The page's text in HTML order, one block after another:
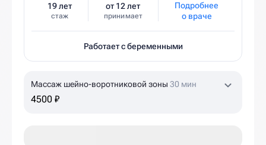
19 лет
стаж
от 12 лет
принимает
Подробнее
о враче
Работает с беременными
Массаж шейно-воротниковой зоны 30 мин
4500 ₽